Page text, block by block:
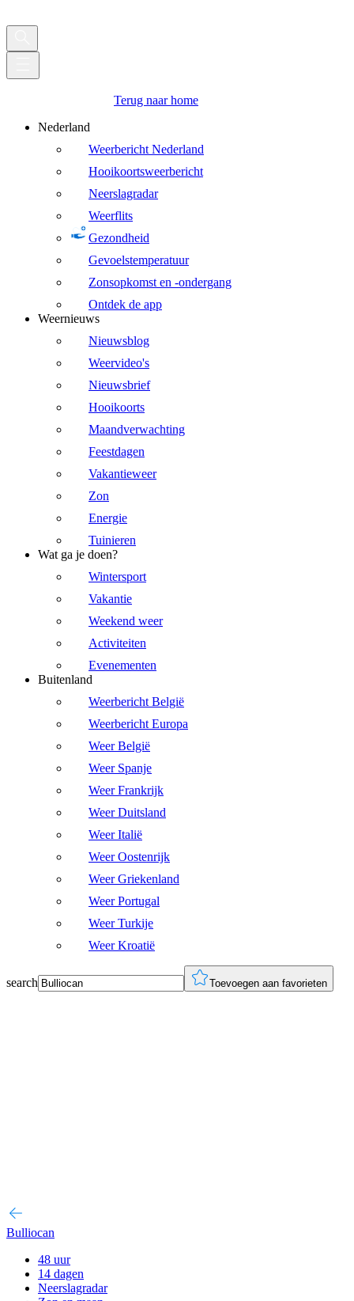
Terug naar home
Nederland
Weerbericht Nederland
Hooikoortsweerbericht
Neerslagradar
Weerflits
Gezondheid
Gevoelstemperatuur
Zonsopkomst en -ondergang
Ontdek de app
Weernieuws
Nieuwsblog
Weervideo's
Nieuwsbrief
Hooikoorts
Maandverwachting
Feestdagen
Vakantieweer
Zon
Energie
Tuinieren
Wat ga je doen?
Wintersport
Vakantie
Weekend weer
Activiteiten
Evenementen
Buitenland
Weerbericht België
Weerbericht Europa
Weer België
Weer Spanje
Weer Frankrijk
Weer Duitsland
Weer Italië
Weer Oostenrijk
Weer Griekenland
Weer Portugal
Weer Turkije
Weer Kroatië
search Toevoegen aan favorieten
Bulliocan
48 uur
14 dagen
Neerslagradar